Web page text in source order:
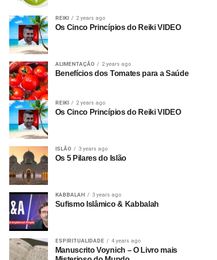
REIKI 2 years ago
Os Cinco Princípios do Reiki VIDEO
ALIMENTAÇÃO 2 years ago
Benefícios dos Tomates para a Saúde
REIKI 2 years ago
Os Cinco Princípios do Reiki VIDEO
ISLÃO 3 years ago
Os 5 Pilares do Islão
KABBALAH 3 years ago
Sufismo Islâmico & Kabbalah
ESPIRITUALIDADE 4 years ago
Manuscrito Voynich – O Livro mais